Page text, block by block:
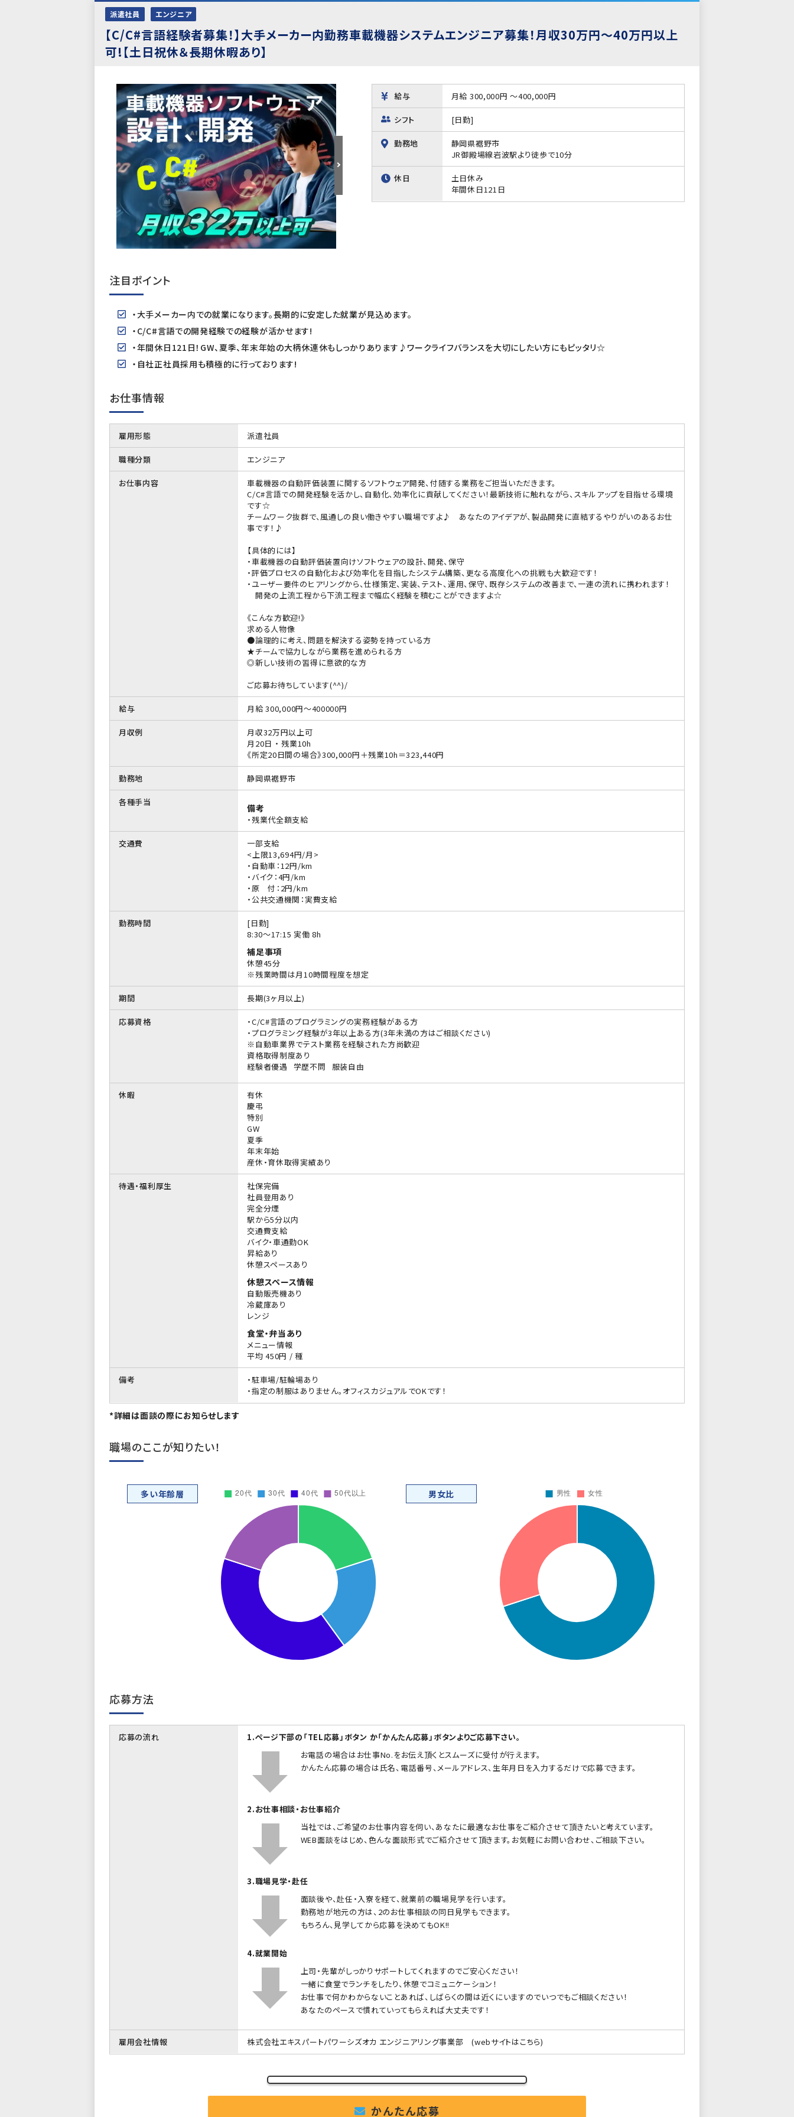
派遣社員 エンジニア
【C/C#言語経験者募集！】大手メーカー内勤務車載機器システムエンジニア募集！月収30万円～40万円以上
可!【土日祝休＆長期休暇あり】
給与 月給 300,000円 ～400,000円
シフト [日勤]
勤務地
静岡県裾野市
JR御殿場線岩波駅より徒歩で10分
休日
土日休み
年間休日121日
注目ポイント
・大手メーカー内での就業になります。長期的に安定した就業が見込めます。
・C/C#言語での開発経験での経験が活かせます!
・年間休日121日！GW、夏季、年末年始の大柄休連休もしっかりあります♪ワークライフバランスを大切にしたい方にもピッタリ☆
・自社正社員採用も積極的に行っております!
お仕事情報
雇用形態 派遣社員
職種分類 エンジニア
お仕事内容
車載機器の自動評価装置に関するソフトウェア開発、付随する業務をご担当いただきます。
C/C#言語での開発経験を活かし、自動化、効率化に貢献してください！最新技術に触れながら、スキルアップを目指せる環境
です☆
チームワーク抜群で、風通しの良い働きやすい職場ですよ♪ あなたのアイデアが、製品開発に直結するやりがいのあるお仕
事です！♪
【具体的には】
・車載機器の自動評価装置向けソフトウェアの設計、開発、保守
・評価プロセスの自動化および効率化を目指したシステム構築、更なる高度化への挑戦も大歓迎です！
・ユーザー要件のヒアリングから、仕様策定、実装、テスト、運用、保守、既存システムの改善まで、一連の流れに携われます！
開発の上流工程から下流工程まで幅広く経験を積むことができますよ☆
《こんな方歓迎!》
求める人物像
●論理的に考え、問題を解決する姿勢を持っている方
★チームで協力しながら業務を進められる方
◎新しい技術の習得に意欲的な方
ご応募お待ちしています(^^)/
給与 月給 300,000円～400000円
月収例
月収32万円以上可
月20日 ・ 残業10h
《所定20日間の場合》300,000円＋残業10h＝323,440円
勤務地 静岡県裾野市
各種手当
備考
・残業代全額支給
交通費
一部支給
<上限13,694円/月>
・自動車：12円/km
・バイク：4円/km
・原 付：2円/km
・公共交通機関：実費支給
勤務時間
[日勤]
8:30〜17:15 実働 8h
補足事項
休憩45分
※残業時間は月10時間程度を想定
期間 長期(3ヶ月以上)
応募資格
・C/C#言語のプログラミングの実務経験がある方
・プログラミング経験が3年以上ある方(3年未満の方はご相談ください)
※自動車業界でテスト業務を経験された方尚歓迎
資格取得制度あり
経験者優遇
学歴不問 服装自由
休暇
有休
慶弔
特別
GW
夏季
年末年始
産休・育休取得実績あり
待遇・福利厚生
社保完備
社員登用あり
完全分煙
駅から5分以内
交通費支給
バイク・車通勤OK
昇給あり
休憩スペースあり
休憩スペース情報
自動販売機あり
冷蔵庫あり
レンジ
食堂・弁当あり
メニュー情報
平均 450円 / 種
備考
・駐車場/駐輪場あり
・指定の制服はありません。オフィスカジュアルでOKです！
*詳細は面談の際にお知らせします
職場のここが知りたい！
多い年齢層 男女比
応募方法
応募の流れ
1.ページ下部の「TEL応募」ボタン か「かんたん応募」ボタンよりご応募下さい。
お電話の場合はお仕事No.をお伝え頂くとスムーズに受付が行えます。
かんたん応募の場合は氏名、電話番号、メールアドレス、生年月日を入力するだけで応募できます。
2.お仕事相談・お仕事紹介
当社では、ご希望のお仕事内容を伺い、あなたに最適なお仕事をご紹介させて頂きたいと考えています。
WEB面談をはじめ、色んな面談形式でご紹介させて頂きます。お気軽にお問い合わせ、ご相談下さい。
3.職場見学・赴任
面談後や、赴任・入寮を経て、就業前の職場見学を行います。
勤務地が地元の方は、2のお仕事相談の同日見学もできます。
もちろん、見学してから応募を決めてもOK!!
4.就業開始
上司・先輩がしっかりサポートしてくれますのでご安心ください！
一緒に食堂でランチをしたり、休憩でコミュニケーション！
お仕事で何かわからないことあれば、しばらくの間は近くにいますのでいつでもご相談ください！
あなたのペースで慣れていってもらえれば大丈夫です！
雇用会社情報 株式会社エキスパートパワーシズオカ エンジニアリング事業部(webサイトはこちら)
かんたん応募